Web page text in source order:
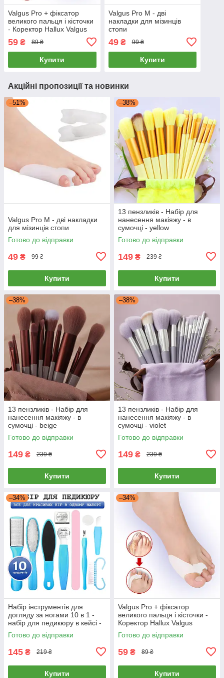
Valgus Pro + фіксатор
великого пальця і кісточки
- Коректор Hallux Valgus
59 ₴ 89 ₴
Купити
Valgus Pro M - дві
накладки для мізинців
стопи
49₴ 99 ₴
Купити
Акційні пропозиції та новинки
–51%
Valgus Pro M - дві накладки
для мізинців стопи
Готово до відправки
49 ₴ 99 ₴
Купити
–38%
13 пензликів - Набір для
нанесення макіяжу - в
сумочці - yellow
Готово до відправки
149 ₴ 239 ₴
Купити
–38%
13 пензликів - Набір для
нанесення макіяжу - в
сумочці - beige
Готово до відправки
149 ₴ 239 ₴
Купити
–38%
13 пензликів - Набір для
нанесення макіяжу - в
сумочці - violet
Готово до відправки
149 ₴ 239 ₴
Купити
–34%
Набір інструментів для
догляду за ногами 10 в 1 -
набір для педикюру в кейсі -
blue
Готово до відправки
145 ₴ 219 ₴
Купити
–34%
Valgus Pro + фіксатор
великого пальця і кісточки -
Коректор Hallux Valgus
Готово до відправки
59 ₴ 89 ₴
Купити